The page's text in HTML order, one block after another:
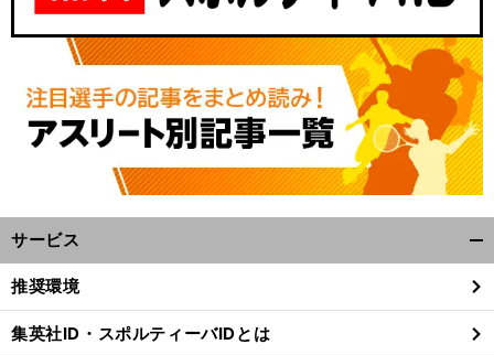
サービス
閉
る
推奨環境
集英社ID・スポルティーバIDとは